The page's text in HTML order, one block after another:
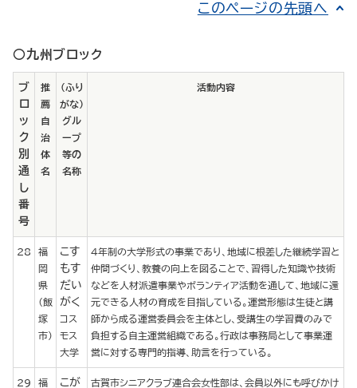
このページの先頭へ
○九州ブロック
ブ
ロ
ッ
ク
別
通
し
番
号
推
薦
自
治
体
名
（ふり
がな）
グル
ープ
等の
名称
活動内容
28
福
岡
県
（飯
塚
市）
こす
もす
だい
がく
コス
モス
大学
４年制の大学形式の事業であり、地域に根差した継続学習と
仲間づくり、教養の向上を図ることで、習得した知識や技術
などを人材派遣事業やボランティア活動を通して、地域に還
元できる人材の育成を目指している。運営形態は生徒と講
師から成る運営委員会を主体とし、受講生の学習費のみで
負担する自主運営組織である。行政は事務局として事業運
営に対する専門的指導、助言を行っている。
29
福
こが
古賀市シニアクラブ連合会女性部は、会員以外にも呼びかけ